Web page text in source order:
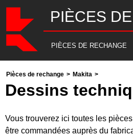
PIÈCES
PIÈCES DE RECHANGE
Pièces de rechange > Makita >
Dessins
Vous trouverez ici toutes les
être commandées auprès du